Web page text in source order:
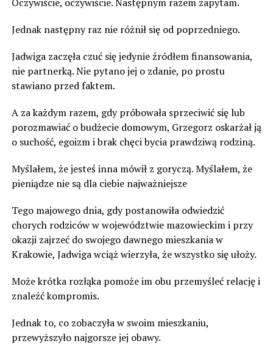
Jednak następny raz nie różnił się od poprzedniego.
Jadwiga zaczęła czuć się jedynie źródłem finansowania,
nie partnerką. Nie pytano jej o zdanie, po prostu
stawiano przed faktem.
A za każdym razem, gdy próbowała sprzeciwić się lub
porozmawiać o budżecie domowym, Grzegorz oskarżał ją
o suchość, egoizm i brak chęci bycia prawdziwą rodziną.
Myślałem, że jesteś inna mówił z goryczą. Myślałem, że
pieniądze nie są dla ciebie najważniejsze
Tego majowego dnia, gdy postanowiła odwiedzić
chorych rodziców w województwie mazowieckim i przy
okazji zajrzeć do swojego dawnego mieszkania w
Krakowie, Jadwiga wciąż wierzyła, że wszystko się ułoży.
Może krótka rozłąka pomoże im obu przemyśleć relację i
znaleźć kompromis.
Jednak to, co zobaczyła w swoim mieszkaniu,
przewyższyło najgorsze jej obawy.